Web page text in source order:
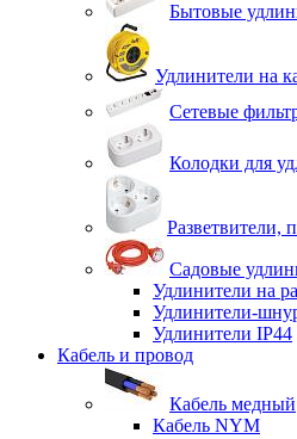
Бытовые
Удлинители на
Сетевые
Колодки для
Разветвители,
Садовые
Удлинители на
Удлинители-
Удлинители IP44
Кабель и провод
Кабель медный
Кабель NYM